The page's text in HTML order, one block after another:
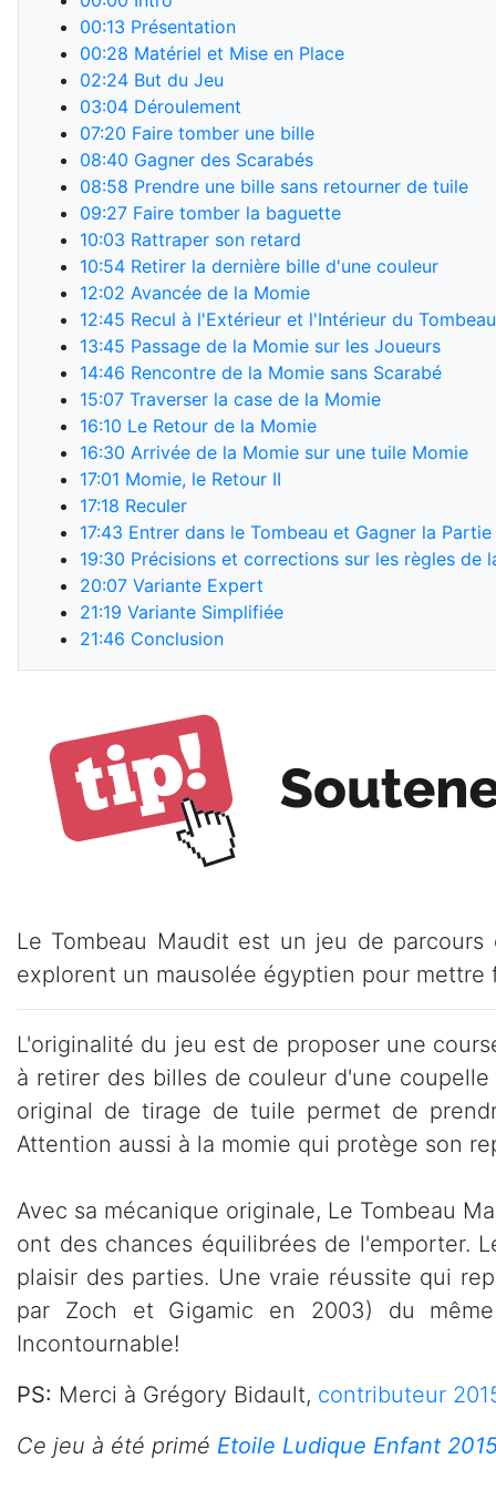
00:13 Présentation
00:28 Matériel et Mise en Place
02:24 But du Jeu
03:04 Déroulement
07:20 Faire tomber une bille
08:40 Gagner des Scarabés
08:58 Prendre une bille sans retourner de tuile
09:27 Faire tomber la baguette
10:03 Rattraper son retard
10:54 Retirer la dernière bille d'une couleur
12:02 Avancée de la Momie
12:45 Recul à l'Extérieur et l'Intérieur du Tombeau
13:45 Passage de la Momie sur les Joueurs
14:46 Rencontre de la Momie sans Scarabé
15:07 Traverser la case de la Momie
16:10 Le Retour de la Momie
16:30 Arrivée de la Momie sur une tuile Momie
17:01 Momie, le Retour II
17:18 Reculer
17:43 Entrer dans le Tombeau et Gagner la Partie
19:30 Précisions et corrections sur les règles de
20:07 Variante Expert
21:19 Variante Simplifiée
21:46 Conclusion
Le Tombeau Maudit est un jeu de
explorent un mausolée égyptien pour
L'originalité du jeu est de proposer une
à retirer des billes de couleur d'une
original de tirage de tuile permet de
Attention aussi à la momie qui protège son
Avec sa mécanique originale, Le Tombeau
ont des chances équilibrées de l'emporter.
plaisir des parties. Une vraie réussite qui
par Zoch et Gigamic en 2003) du
Incontournable!
PS: Merci à Grégory Bidault, contributeur
Ce jeu à été primé Etoile Ludique Enfant